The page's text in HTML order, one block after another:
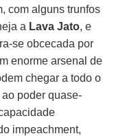
com alguns trunfos
a Lava Jato, e
se obcecada por
enorme arsenal de
chegar a todo o
poder quase-
impeachment,